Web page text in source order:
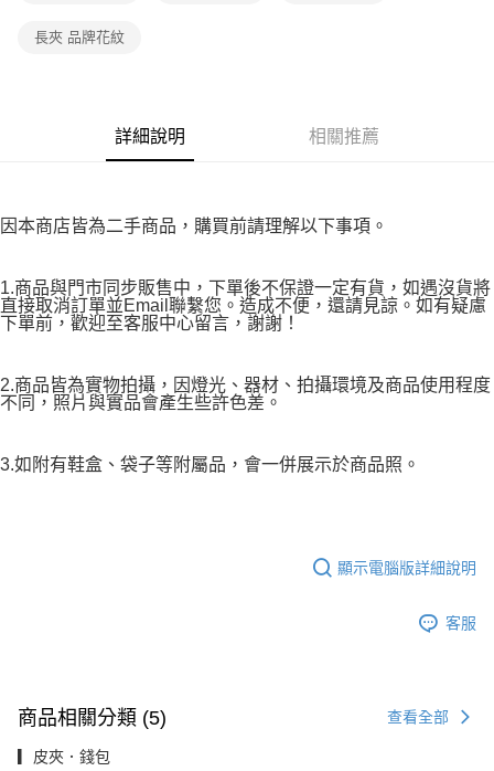
權轉讓予恩沛科技股份有限公司。
４．使用「AFTEE先享後付」時，將依據個別帳號之用戶狀況，依本公司即
５．嚴禁一人註冊多個帳號或使用他人資訊註冊。若發現惡意使用之情形，
恩沛科技股份有限公司將有權停止該用戶之使用額度並採取法律行動。
長夾 品牌花紋
詳細說明 相關推薦
因本商店皆為二手商品，購買前請理解以下事項。
1.商品與門市同步販售中，下單後不保證一定有貨，如遇沒貨將
直接取消訂單並Email聯繫您。造成不便，還請見諒。如有疑慮
下單前，歡迎至客服中心留言，謝謝！
2.商品皆為實物拍攝，因燈光、器材、拍攝環境及商品使用程度
不同，照片與實品會產生些許色差。
3.如附有鞋盒、袋子等附屬品，會一併展示於商品照。
顯示電腦版詳細說明
客服
商品相關分類 (5) 查看全部
▎皮夾．錢包